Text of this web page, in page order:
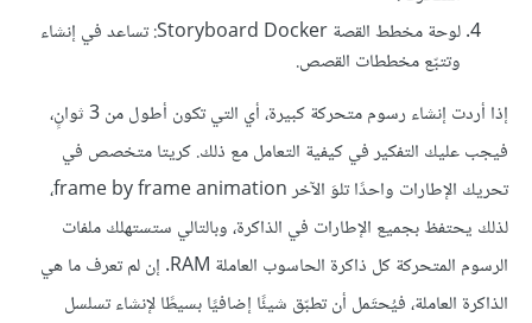
لوحة مخطط القصة Storyboard Docker: تساعد في إنشاء
وتتبّع مخططات القصص.
إذا أردت إنشاء رسوم متحركة كبيرة، أي التي تكون أطول من 3 ثوانٍ،
فيجب عليك التفكير في كيفية التعامل مع ذلك. كريتا متخصص في
تحريك الإطارات واحدًا تلوَ الآخر frame by frame animation،
لذلك يحتفظ بجميع الإطارات في الذاكرة، وبالتالي ستستهلك ملفات
الرسوم المتحركة كل ذاكرة الحاسوب العاملة RAM. إن لم تعرف ما هي
الذاكرة العاملة، فيُحتَمل أن تطبّق شيئًا إضافيًا بسيطًا لإنشاء تسلسل